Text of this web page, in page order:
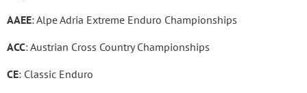
AAEE: Alpe Adria Extreme Enduro Championships
ACC: Austrian Cross Country Championships
CE: Classic Enduro